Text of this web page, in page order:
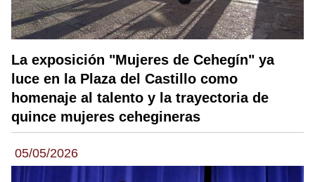
La exposición "Mujeres de Cehegín" ya
luce en la Plaza del Castillo como
homenaje al talento y la trayectoria de
quince mujeres cehegineras
05/05/2026